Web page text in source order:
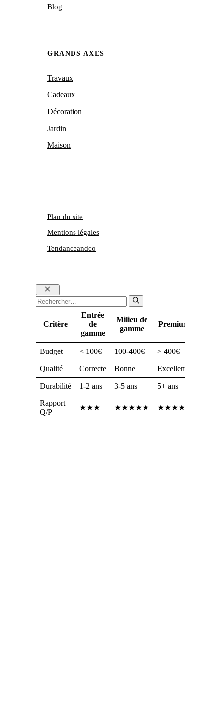
Blog
GRANDS AXES
Travaux
Cadeaux
Décoration
Jardin
Maison
Tendanceandco
Plan du site
Mentions légales
Fermer
Rechercher :
Critère
Entrée
de
gamme
Milieu de
gamme
Premium
Budget < 100€ 100-400€ > 400€
Qualité Correcte Bonne Excellente
Durabilité 1-2 ans 3-5 ans 5+ ans
Rapport
Q/P
★★★ ★★★★★ ★★★★